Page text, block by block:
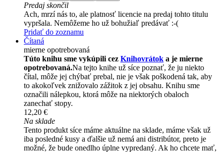
Predaj skončil
Ach, mrzí nás to, ale platnosť licencie na predaj tohto titulu
vypršala. Nemôžeme ho už bohužiaľ predávať :-(
Pridať do zoznamu
Čítaná
mierne opotrebovaná
Túto knihu sme vykúpili cez Knihovrátok a je mierne
opotrebovaná.Na tejto knihe už síce poznať, že ju niekto
čítal, môže jej chýbať prebal, nie je však poškodená tak, aby
to akokoľvek znižovalo zážitok z jej obsahu. Knihu sme
označili nálepkou, ktorá môže na niektorých obaloch
zanechať stopy.
12,20 €
Na sklade
Tento produkt síce máme aktuálne na sklade, máme však už
iba posledné kusy a ďalšie už nemá ani distribútor, preto je
možné, že bude onedlho úplne vypredaný. Ak ho chcete mať,